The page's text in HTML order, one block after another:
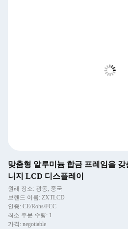
맞춤형 알루미늄 합금 프레임을 갖
니지 LCD 디스플레이
원래 장소: 광동, 중국
브랜드 이름: ZXTLCD
인증: CE/Rohs/FCC
최소 주문 수량: 1
가격: negotiable